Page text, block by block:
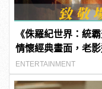
《侏羅紀世界：統
情懷經典畫面，老影
ENTERTAINMENT